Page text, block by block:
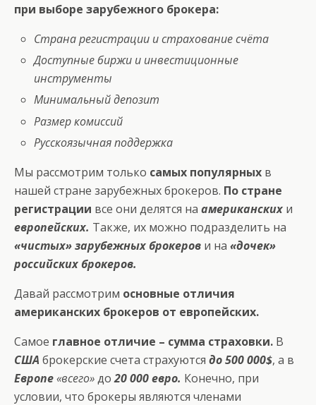
при выборе зарубежного брокера:
Страна регистрации и страхование счёта
Доступные биржи и инвестиционные
инструменты
Минимальный депозит
Размер комиссий
Русскоязычная поддержка
Мы рассмотрим только самых популярных в
нашей стране зарубежных брокеров. По стране
регистрации все они делятся на американских и
европейских. Также, их можно подразделить на
«чистых» зарубежных брокеров и на «дочек»
российских брокеров.
Давай рассмотрим основные отличия
американских брокеров от европейских.
Самое главное отличие – сумма страховки. В
США брокерские счета страхуются до 500 000$, а в
Европе«всего»до20 000 евро. Конечно, при
условии, что брокеры являются членами